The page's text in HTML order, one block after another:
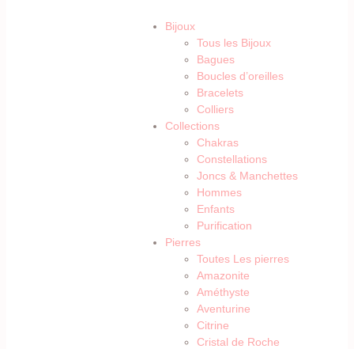
Bijoux
Tous les Bijoux
Bagues
Boucles d’oreilles
Bracelets
Colliers
Collections
Chakras
Constellations
Joncs & Manchettes
Hommes
Enfants
Purification
Pierres
Toutes Les pierres
Amazonite
Améthyste
Aventurine
Citrine
Cristal de Roche